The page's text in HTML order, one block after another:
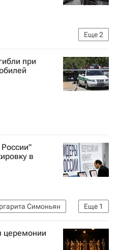
Еще2
(Минфин России)
при
в
Еще 1
Симоньян
церемонии